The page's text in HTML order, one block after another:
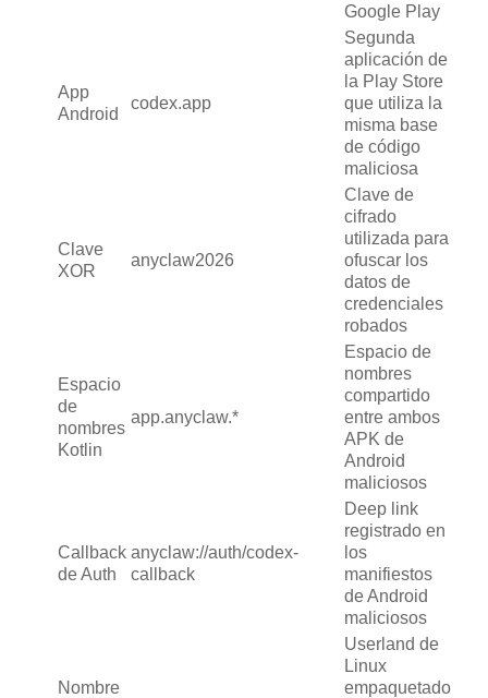
Google Play
App
Android
codex.app
Segunda
aplicación de
la Play Store
que utiliza la
misma base
de código
maliciosa
Clave
XOR
anyclaw2026
Clave de
cifrado
utilizada para
ofuscar los
datos de
credenciales
robados
Espacio
de
nombres
Kotlin
app.anyclaw.*
Espacio de
nombres
compartido
entre ambos
APK de
Android
maliciosos
Callback
de Auth
anyclaw://auth/codex-
callback
Deep link
registrado en
los
manifiestos
de Android
maliciosos
Nombre
Userland de
Linux
empaquetado